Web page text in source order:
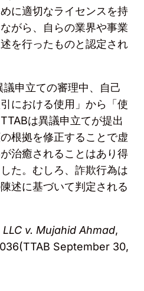
に適切なライセンスを持
がら、自らの業界や事業
を行ったものと認定され
議申立ての審理中、自己
における使用」から「使
TTABは異議申立てが提出
根拠を修正することで虚
治癒されることはあり得
た。むしろ、詐欺行為は
述に基づいて判定される
v. Mujahid Ahmad,
September 30,